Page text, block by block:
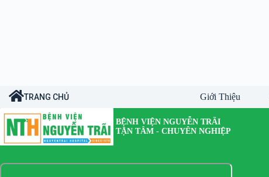
TRANG CHỦ Giới Thiệu
BỆNH VIỆN NGUYỄN TRÃI
TẬN TÂM - CHUYÊN NGHIỆP